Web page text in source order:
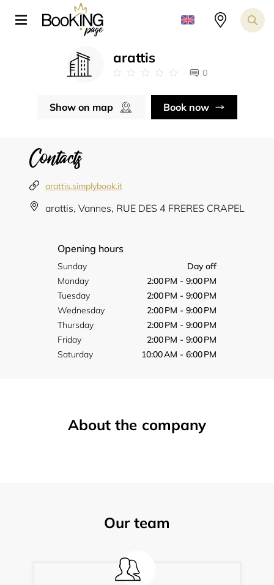
arattis
0
Show on map Book now
Contacts
arattis.simplybook.it
arattis, Vannes, RUE DES 4 FRERES CRAPEL
Opening hours
Sunday
Day off
Monday
2:00 PM - 9:00 PM
Tuesday
2:00 PM - 9:00 PM
Wednesday
2:00 PM - 9:00 PM
Thursday
2:00 PM - 9:00 PM
Friday
2:00 PM - 9:00 PM
Saturday
10:00 AM - 6:00 PM
About the company
Our team